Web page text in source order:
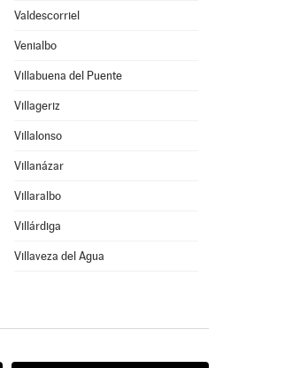
Valdescorriel
Venialbo
Villabuena del Puente
Villageriz
Villalonso
Villanázar
Villaralbo
Villárdiga
Villaveza del Agua